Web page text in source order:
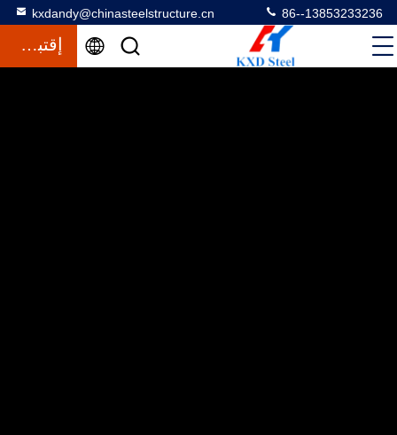
kxdandy@chinasteelstructure.cn 86--13853233236
إقتباس